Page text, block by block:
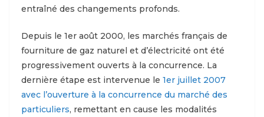
entraîné des changements profonds.
Depuis le 1er août 2000, les marchés français de
fourniture de gaz naturel et d’électricité ont été
progressivement ouverts à la concurrence. La
dernière étape est intervenue le 1er juillet 2007
avec l’ouverture à la concurrence du marché des
particuliers, remettant en cause les modalités